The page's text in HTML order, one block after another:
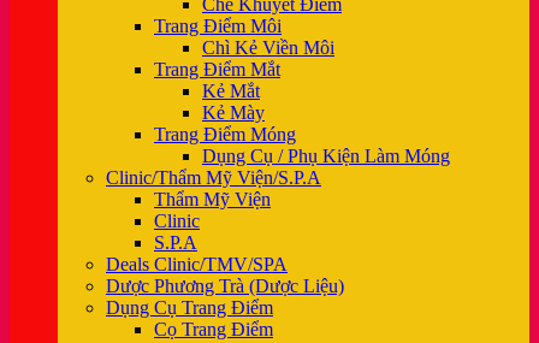
Che Khuyết Điểm
Trang Điểm Môi
Chì Kẻ Viền Môi
Trang Điểm Mắt
Kẻ Mắt
Kẻ Mày
Trang Điểm Móng
Dụng Cụ / Phụ Kiện Làm Móng
Clinic/Thẩm Mỹ Viện/S.P.A
Thẩm Mỹ Viện
Clinic
S.P.A
Deals Clinic/TMV/SPA
Dược Phương Trà (Dược Liệu)
Dụng Cụ Trang Điểm
Cọ Trang Điểm